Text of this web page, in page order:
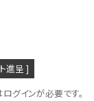
進呈 ]
グインが必要です。